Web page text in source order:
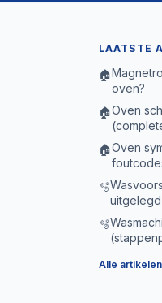
LAATSTE
🏠
oven?
🏠Oven
🏠Oven
🫧
uitgelegd
🫧
Alle